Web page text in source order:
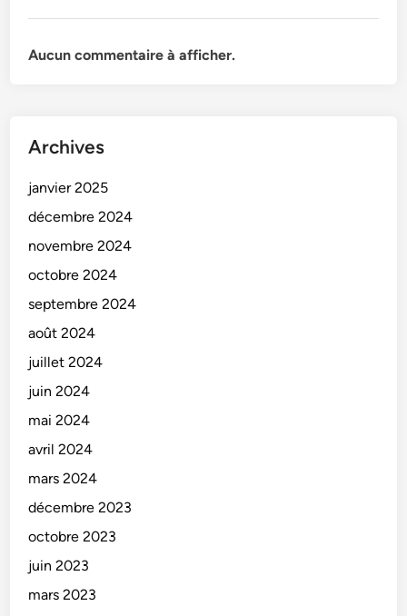
Aucun commentaire à afficher.
Archives
janvier 2025
décembre 2024
novembre 2024
octobre 2024
septembre 2024
août 2024
juillet 2024
juin 2024
mai 2024
avril 2024
mars 2024
décembre 2023
octobre 2023
juin 2023
mars 2023